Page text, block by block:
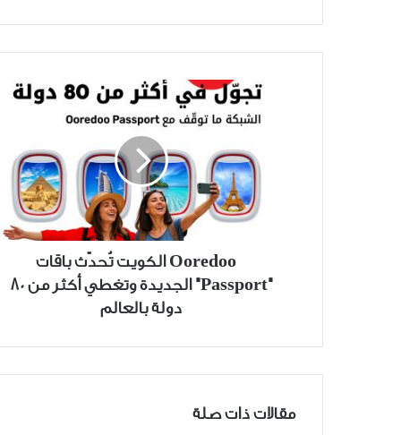
Ooredoo
الكويت
تُحدّث
"Passport"
الجديدة
وتغطي
دولة
Ooredoo الكويت تُحدّث باقات
"Passport" الجديدة وتغطي أكثر من 80
دولة بالعالم
مقالات ذات صلة